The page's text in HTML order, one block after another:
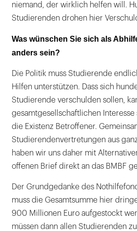
niemand, der wirklich helfen will.
Studierenden drohen hier
Was wünschen Sie sich als
anders sein?
Die Politik muss Studierende
Hilfen unterstützen. Dass sich
Studierende verschulden sollen,
gesamtgesellschaftlichen
die Existenz Betroffener.
Studierendenvertretungen aus
haben wir uns daher mit
offenen Brief direkt an das BMBF
Der Grundgedanke des
muss die Gesamtsumme hier
900 Millionen Euro aufgestockt
müssen dann allen Studierenden